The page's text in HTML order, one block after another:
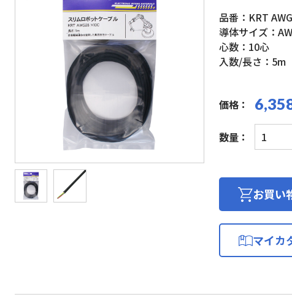
品番：KRT
導体サイズ：
心数：10心
入数/長さ：5m
価格：
数量：
ス
リ
ロ
個
お買い
マイカ